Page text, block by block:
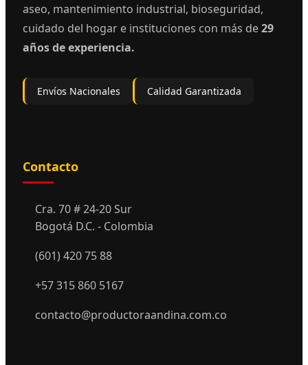
aseo, mantenimiento industrial, bioseguridad,
cuidado del hogar e instituciones con más de29
años de experiencia.
Envíos Nacionales Calidad Garantizada
Contacto
Cra. 70 # 24-20 Sur
Bogotá D.C. - Colombia
(601) 420 75 88
+57 315 860 5167
contacto@productoraandina.com.co